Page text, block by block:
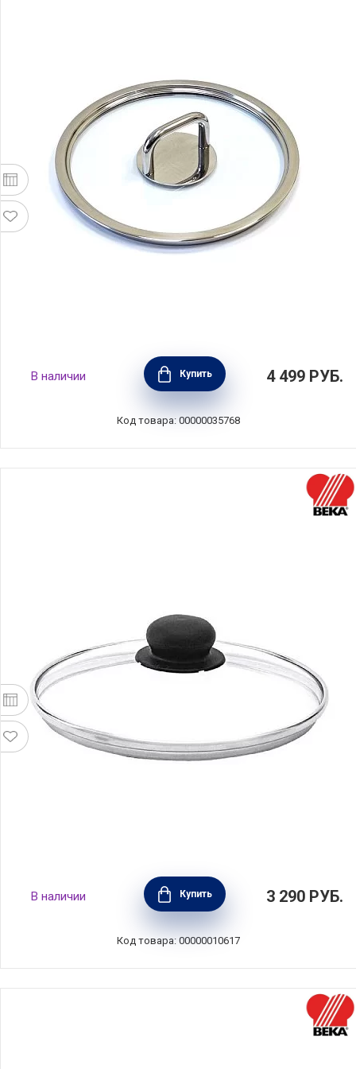
Крышка стеклянная COMFORT GLASS 22 см,
Silampos, Португалия, 634000WR8122100
В наличии Купить 4 499 РУБ.
Код товара: 00000035768
Крышка Chef 14 см стекло, BEKA, Бельгия,
12209154
В наличии Купить 3 290 РУБ.
Код товара: 00000010617